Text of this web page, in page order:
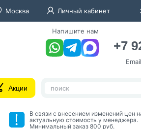
Москва Личный кабинет
Напишите нам
+7
Акции
В связи с внесением изменений цен
актуальную стоимость у менеджера.
Минимальный заказ 800 руб.